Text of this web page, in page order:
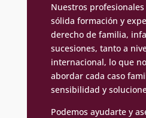
Nuestros
sólida formación y
derecho de familia,
sucesiones, tanto a
internacional, lo que
abordar cada caso
sensibilidad y
Podemos ayudarte y